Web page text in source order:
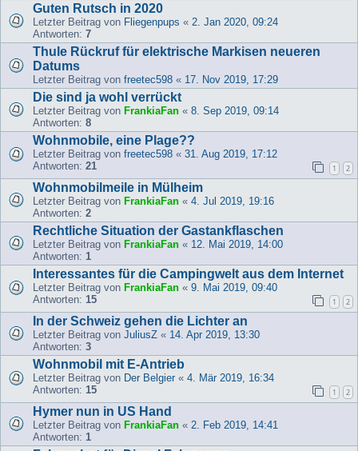
Guten Rutsch in 2020
Letzter Beitrag von Fliegenpups « 2. Jan 2020, 09:24
Antworten: 7
Thule Rückruf für elektrische Markisen neueren
Datums
Letzter Beitrag von freetec598 « 17. Nov 2019, 17:29
Die sind ja wohl verrückt
Letzter Beitrag von FrankiaFan « 8. Sep 2019, 09:14
Antworten: 8
Wohnmobile, eine Plage??
Letzter Beitrag von freetec598 « 31. Aug 2019, 17:12
Antworten: 21 1 2
Wohnmobilmeile in Mülheim
Letzter Beitrag von FrankiaFan « 4. Jul 2019, 19:16
Antworten: 2
Rechtliche Situation der Gastankflaschen
Letzter Beitrag von FrankiaFan « 12. Mai 2019, 14:00
Antworten: 1
Interessantes für die Campingwelt aus dem Internet
Letzter Beitrag von FrankiaFan « 9. Mai 2019, 09:40
Antworten: 15 1 2
In der Schweiz gehen die Lichter an
Letzter Beitrag von JuliusZ « 14. Apr 2019, 13:30
Antworten: 3
Wohnmobil mit E-Antrieb
Letzter Beitrag von Der Belgier « 4. Mär 2019, 16:34
Antworten: 15 1 2
Hymer nun in US Hand
Letzter Beitrag von FrankiaFan « 2. Feb 2019, 14:41
Antworten: 1